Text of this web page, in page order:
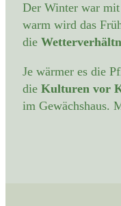
Der Winter war mit
warm wird das
die
Je wärmer es die
die Kulturen vor
im Gewächshaus.